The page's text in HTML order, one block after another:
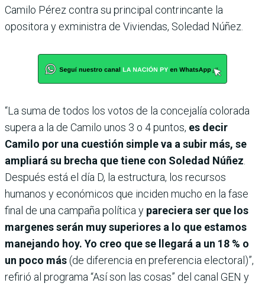
Camilo Pérez contra su principal contrincante la
opositora y exministra de Viviendas, Soledad Núñez.
“La suma de todos los votos de la concejalía colorada
supera a la de Camilo unos 3 o 4 puntos, es decir
Camilo por una cuestión simple va a subir más, se
ampliará su brecha que tiene con Soledad Núñez
Después está el día D, la estructura, los recursos
humanos y económicos que inciden mucho en la fase
final de una campaña política y pareciera ser que los
margenes serán muy superiores a lo que estamos
manejando hoy. Yo creo que se llegará a un 18 % o
un poco más(de diferencia en preferencia electoral)”,
refirió al programa “Así son las cosas” del canal GEN y